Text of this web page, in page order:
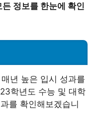
정보를 한눈에 확인
년 높은 입시 성과를
학년도 수능 및 대학
를 확인해보겠습니